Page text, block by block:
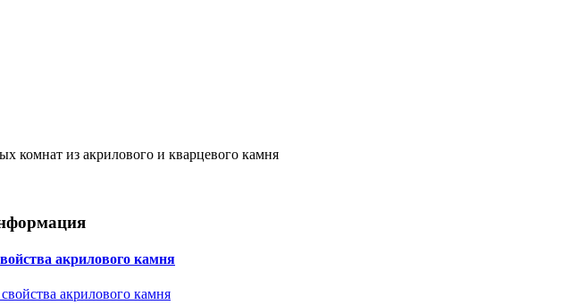
комнат из акрилового и кварцевого камня
акрилового камня